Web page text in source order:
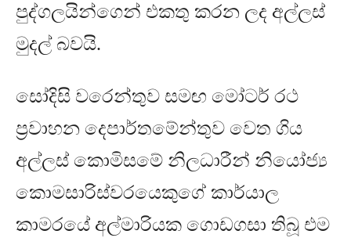
පුද්ගලයින්ගෙන් එකතු කරන ලද අල්ලස්
මුදල් බවයි.
සෝදිසි වරෙන්තුව සමඟ මෝටර් රථ
ප්‍රවාහන දෙපාර්තමේන්තුව වෙත ගිය
අල්ලස් කොමිසමේ නිලධාරීන් නියෝජ්‍ය
කොමසාරිස්වරයෙකුගේ කාර්යාල
කාමරයේ අල්මාරියක ගොඩගසා තිබූ එම